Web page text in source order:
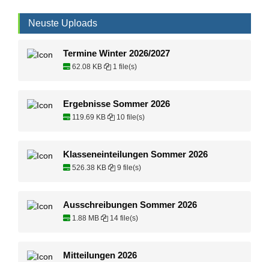
Neuste Uploads
Termine Winter 2026/2027
62.08 KB 1 file(s)
Ergebnisse Sommer 2026
119.69 KB 10 file(s)
Klasseneinteilungen Sommer 2026
526.38 KB 9 file(s)
Ausschreibungen Sommer 2026
1.88 MB 14 file(s)
Mitteilungen 2026